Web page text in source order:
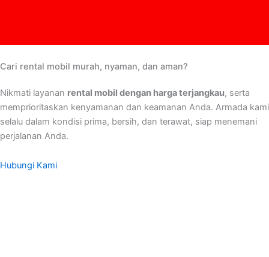
Cari rental mobil murah, nyaman, dan aman?
Nikmati layanan rental mobil dengan harga terjangkau, serta
memprioritaskan kenyamanan dan keamanan Anda. Armada kami
selalu dalam kondisi prima, bersih, dan terawat, siap menemani
perjalanan Anda.
Hubungi Kami